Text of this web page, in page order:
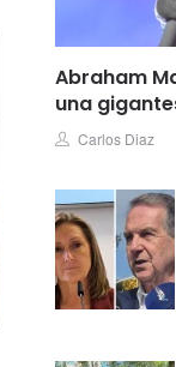
Abraham
una
Author
Carlos Diaz